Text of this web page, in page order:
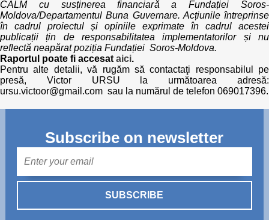
CALM cu susținerea financiară a Fundației Soros-
Moldova/Departamentul Buna Guvernare. Acțiunile întreprinse
în cadrul proiectul și opiniile exprimate în cadrul acestei
publicații țin de responsabilitatea implementatorilor și nu
reflectă neapărat poziția Fundației Soros-Moldova.
Raportul poate fi accesat aici.
Pentru alte detalii, vă rugăm să contactaţi responsabilul pe
presă, Victor URSU la următoarea adresă:
ursu.victoor@gmail.com sau la numărul de telefon 069017396.
Subscribe on newsletter
SUBSCRIBE